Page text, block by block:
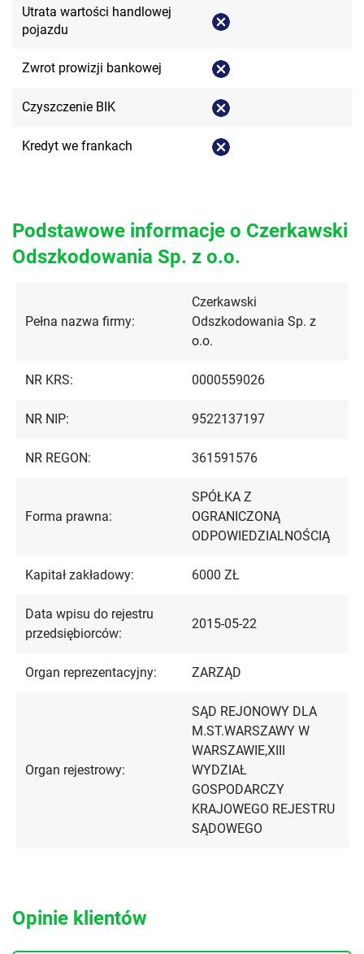
Utrata wartości handlowej
pojazdu
Zwrot prowizji bankowej
Czyszczenie BIK
Kredyt we frankach
Podstawowe informacje o Czerkawski
Odszkodowania Sp. z o.o.
Pełna nazwa firmy:
Czerkawski
Odszkodowania Sp. z
o.o.
NR KRS: 0000559026
NR NIP: 9522137197
NR REGON: 361591576
Forma prawna:
SPÓŁKA Z
OGRANICZONĄ
ODPOWIEDZIALNOŚCIĄ
Kapitał zakładowy: 6000 ZŁ
Data wpisu do rejestru
przedsiębiorców:
2015-05-22
Organ reprezentacyjny: ZARZĄD
Organ rejestrowy:
SĄD REJONOWY DLA
M.ST.WARSZAWY W
WARSZAWIE,XIII
WYDZIAŁ
GOSPODARCZY
KRAJOWEGO REJESTRU
SĄDOWEGO
Opinie klientów